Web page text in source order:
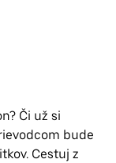
Či už si
bude
Cestuj z